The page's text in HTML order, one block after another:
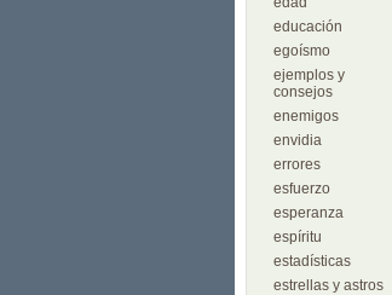
educación
egoísmo
ejemplos y
consejos
enemigos
envidia
errores
esfuerzo
esperanza
espíritu
estadísticas
estrellas y astros